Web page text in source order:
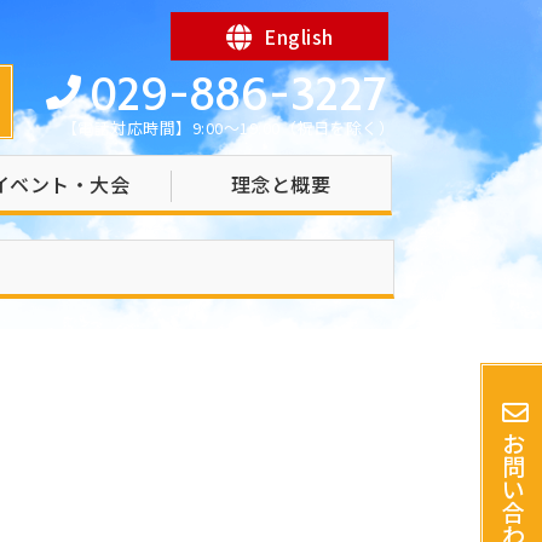
029-886-3227
【電話対応時間】9:00～19:00（祝日を除く）
English
ベント・大会 理念と概要
お
問
い
合
わ